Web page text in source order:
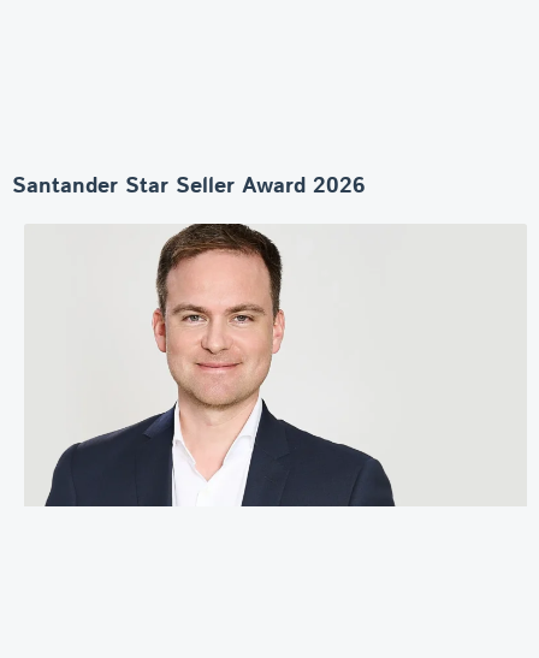
Santander Star Seller Award 2026